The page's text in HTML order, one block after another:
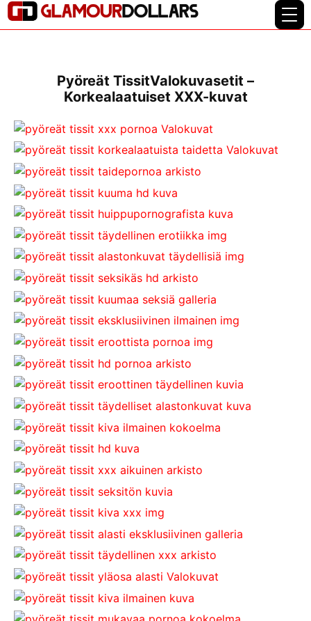
Pyöreät TissitValokuvasetit –
Korkealaatuiset XXX-kuvat